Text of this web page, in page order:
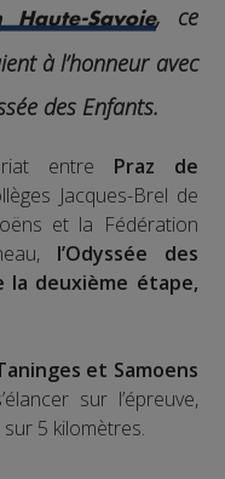
Savoie, ce
à l’honneur avec
des Enfants.
entre Praz de
Jacques-Brel de
et la Fédération
l’Odyssée des
la deuxième étape,
et Samoens
sur l’épreuve,
5 kilomètres.